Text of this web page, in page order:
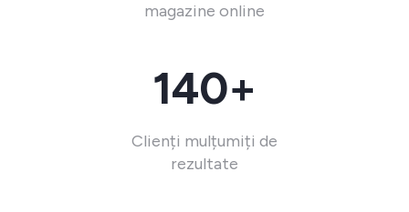
magazine online
140+
Clienți mulțumiți de
rezultate